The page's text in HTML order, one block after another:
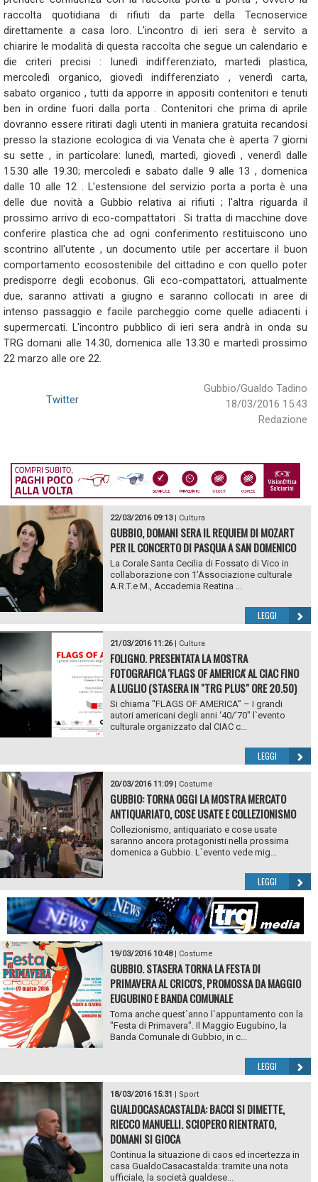
raccolta quotidiana di rifiuti da parte della Tecnoservice
direttamente a casa loro. L'incontro di ieri sera è servito a
chiarire le modalità di questa raccolta che segue un calendario e
die criteri precisi : lunedì indifferenziato, martedi plastica,
mercoledì organico, giovedì indifferenziato , venerdì carta,
sabato organico , tutti da apporre in appositi contenitori e tenuti
ben in ordine fuori dalla porta . Contenitori che prima di aprile
dovranno essere ritirati dagli utenti in maniera gratuita recandosi
presso la stazione ecologica di via Venata che è aperta 7 giorni
su sette , in particolare: lunedì, martedì, giovedì , venerdì dalle
15.30 alle 19.30; mercoledì e sabato dalle 9 alle 13 , domenica
dalle 10 alle 12 . L'estensione del servizio porta a porta è una
delle due novità a Gubbio relativa ai rifiuti ; l'altra riguarda il
prossimo arrivo di eco-compattatori . Si tratta di macchine dove
conferire plastica che ad ogni conferimento restituiscono uno
scontrino all'utente , un documento utile per accertare il buon
comportamento ecosostenibile del cittadino e con quello poter
predisporre degli ecobonus. Gli eco-compattatori, attualmente
due, saranno attivati a giugno e saranno collocati in aree di
intenso passaggio e facile parcheggio come quelle adiacenti i
supermercati. L'incontro pubblico di ieri sera andrà in onda su
TRG domani alle 14.30, domenica alle 13.30 e martedì prossimo
22 marzo alle ore 22.
Gubbio/Gualdo Tadino
18/03/2016 15:43
Redazione
Twitter
22/03/2016 09:13| Cultura
GUBBIO, DOMANI SERA IL REQUIEM DI MOZART
PER IL CONCERTO DI PASQUA A SAN DOMENICO
La Corale Santa Cecilia di Fossato di Vico in
collaborazione con 1’Associazione culturale
A.R.T.e M., Accademia Reatina ...
LEGGI
21/03/2016 11:26| Cultura
FOLIGNO. PRESENTATA LA MOSTRA
FOTOGRAFICA 'FLAGS OF AMERICA' AL CIAC FINO
A LUGLIO (STASERA IN "TRG PLUS" ORE 20.50)
Si chiama "FLAGS OF AMERICA” – I grandi
autori americani degli anni ‘40/’70" l`evento
culturale organizzato dal CIAC c...
LEGGI
20/03/2016 11:09| Costume
GUBBIO: TORNA OGGI LA MOSTRA MERCATO
ANTIQUARIATO, COSE USATE E COLLEZIONISMO
Collezionismo, antiquariato e cose usate
saranno ancora protagonisti nella prossima
domenica a Gubbio. L`evento vede mig...
LEGGI
19/03/2016 10:48| Costume
GUBBIO. STASERA TORNA LA FESTA DI
PRIMAVERA AL CRICO'S, PROMOSSA DA MAGGIO
EUGUBINO E BANDA COMUNALE
Torna anche quest`anno l`appuntamento con la
"Festa di Primavera". Il Maggio Eugubino, la
Banda Comunale di Gubbio, in c...
LEGGI
18/03/2016 15:31 Sport
GUALDOCASACASTALDA: BACCI SI DIMETTE,
RIECCO MANUELLI. SCIOPERO RIENTRATO,
DOMANI SI GIOCA
Continua la situazione di caos ed incertezza in
casa GualdoCasacastalda: tramite una nota
ufficiale, la società gualdese...